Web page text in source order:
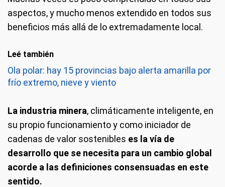
aspectos, y mucho menos extendido en todos sus
beneficios más allá de lo extremadamente local.
Leé también
Ola polar: hay 15 provincias bajo alerta amarilla por
frío extremo, nieve y viento
La industria minera, climáticamente inteligente, en
su propio funcionamiento y como iniciador de
cadenas de valor sostenibles es la vía de
desarrollo que se necesita para un cambio global
acorde a las definiciones consensuadas en este
sentido.